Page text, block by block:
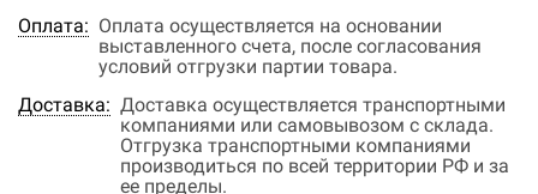
Оплата: Оплата осуществляется на основании
выставленного счета, после согласования
условий отгрузки партии товара.
Доставка: Доставка осуществляется транспортными
компаниями или самовывозом с склада.
Отгрузка транспортными компаниями
производиться по всей территории РФ и за
ее пределы.